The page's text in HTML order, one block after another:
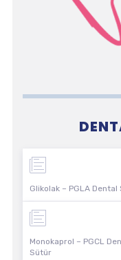
Glikolak – PGLA Dental
Monokaprol – PGCL
Sütür